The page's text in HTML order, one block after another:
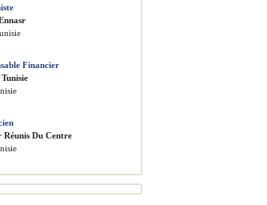
Financier
Réunis Du Centre